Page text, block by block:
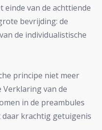
einde van de achttiende
bevrijding: de
de individualistische
principe niet meer
Verklaring van de
in de preambules
daar krachtig getuigenis